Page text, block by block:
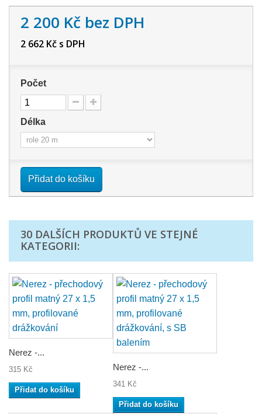
2 200 Kč bez DPH
2 662 Kč s DPH
Počet
Délka
Přidat do košíku
30 DALŠÍCH PRODUKTŮ VE STEJNÉ
KATEGORII:
Nerez -...
315 Kč
Přidat do košíku
Nerez -...
341 Kč
Přidat do košíku